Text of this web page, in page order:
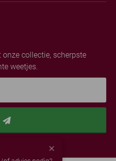
collectie, scherpste
weetjes.